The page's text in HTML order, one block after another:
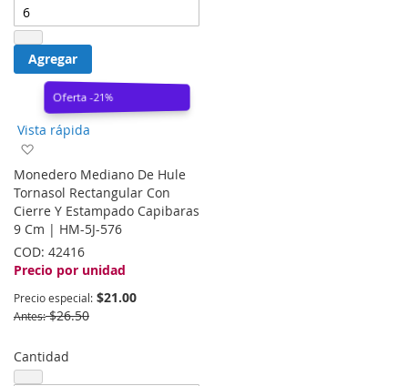
Agregar
Oferta -21%
Vista rápida
la
lista
de
deseos
Monedero Mediano De Hule
Tornasol Rectangular Con
Cierre Y Estampado Capibaras
9 Cm | HM-5J-576
COD: 42416
Precio por unidad
Precio especial $21.00
Antes $26.50
Cantidad